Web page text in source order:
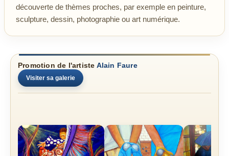
découverte de thèmes proches, par exemple en peinture,
sculpture, dessin, photographie ou art numérique.
Promotion de l'artiste Alain Faure
Visiter sa galerie